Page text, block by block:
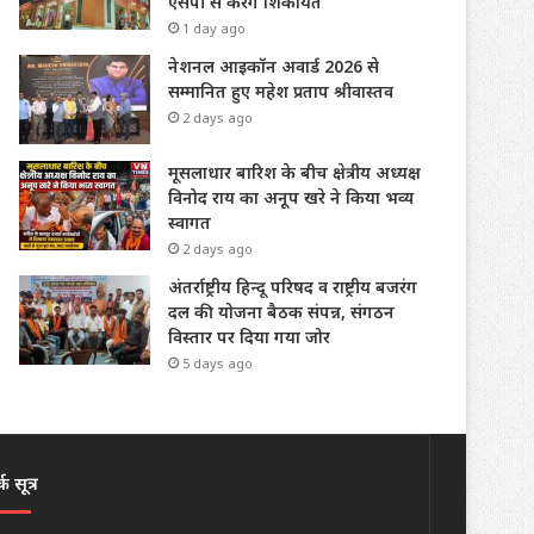
1 day ago
नेशनल आइकॉन अवार्ड 2026 से
सम्मानित हुए महेश प्रताप श्रीवास्तव
2 days ago
मूसलाधार बारिश के बीच क्षेत्रीय अध्यक्ष
विनोद राय का अनूप खरे ने किया भव्य
स्वागत
2 days ago
अंतर्राष्ट्रीय हिन्दू परिषद व राष्ट्रीय बजरंग
दल की योजना बैठक संपन्न, संगठन
विस्तार पर दिया गया जोर
5 days ago
सूत्र